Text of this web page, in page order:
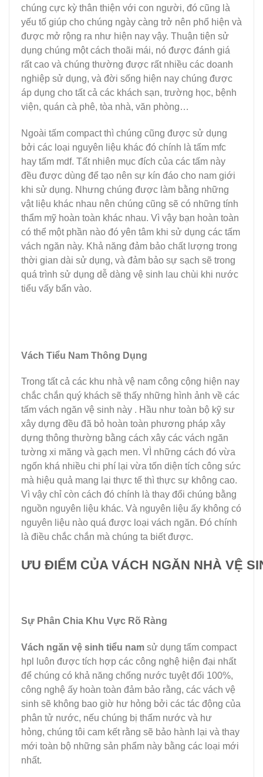
chúng cực kỳ thân thiện với con người, đó cũng là
yếu tố giúp cho chúng ngày càng trở nên phổ hiện và
được mở rộng ra như hiện nay vậy. Thuận tiện sử
dụng chúng một cách thoãi mái, nó được đánh giá
rất cao và chúng thường được rất nhiều các doanh
nghiệp sử dụng, và đời sống hiện nay chúng được
áp dụng cho tất cả các khách sạn, trường học, bệnh
viện, quán cà phê, tòa nhà, văn phòng…
Ngoài tấm compact thì chúng cũng được sử dụng
bởi các loại nguyên liệu khác đó chính là tấm mfc
hay tấm mdf. Tất nhiên mục đích của các tấm này
đều được dùng để tạo nên sự kín đáo cho nam giới
khi sử dụng. Nhưng chúng được làm bằng những
vật liệu khác nhau nên chúng cũng sẽ có những tính
thẩm mỹ hoàn toàn khác nhau. Vì vậy bạn hoàn toàn
có thể một phần nào đó yên tâm khi sử dụng các tấm
vách ngăn này. Khả năng đảm bảo chất lượng trong
thời gian dài sử dụng, và đảm bảo sự sạch sẽ trong
quá trình sử dụng dễ dàng vệ sinh lau chùi khi nước
tiểu vấy bẩn vào.
Vách Tiểu Nam Thông Dụng
Trong tất cả các khu nhà vệ nam công cộng hiện nay
chắc chắn quý khách sẽ thấy những hình ảnh về các
tấm vách ngăn vệ sinh này . Hầu như toàn bộ kỹ sư
xây dựng đều đã bỏ hoàn toàn phương pháp xây
dựng thông thường bằng cách xây các vách ngăn
tường xi măng và gạch men. VÌ những cách đó vừa
ngốn khá nhiều chi phí lại vừa tốn diện tích công sức
mà hiệu quả mang lại thực tế thì thực sự không cao.
Vì vậy chỉ còn cách đó chính là thay đổi chúng bằng
nguồn nguyên liệu khác. Và nguyên liệu ấy không có
nguyên liệu nào quá được loại vách ngăn. Đó chính
là điều chắc chắn mà chúng ta biết được.
ƯU ĐIỂM CỦA VÁCH NGĂN NHÀ VỆ
Sự Phân Chia Khu Vực Rõ Ràng
Vách ngăn vệ sinh tiểu nam sử dụng tấm compact
hpl luôn được tích hợp các công nghệ hiện đại nhất
để chúng có khả năng chống nước tuyệt đối 100%,
công nghệ ấy hoàn toàn đảm bảo rằng, các vách vệ
sinh sẽ không bao giờ hư hỏng bởi các tác động của
phân tử nước, nếu chúng bị thấm nước và hư
hỏng, chúng tôi cam kết rằng sẽ bảo hành lại và thay
mới toàn bộ những sản phẩm này bằng các loại mới
nhất.